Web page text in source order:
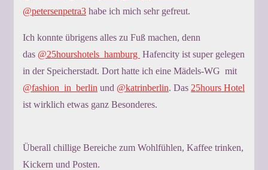
@petersenpetra3 habe ich mich sehr gefreut.
Ich konnte übrigens alles zu Fuß machen, denn
das @25hourshotels_hamburg Hafencity ist super gelegen
in der Speicherstadt. Dort hatte ich eine Mädels-WG mit
@fashion_in_berlin und @katrinberlin. Das 25hours Hotel
ist wirklich etwas ganz Besonderes.
Überall chillige Bereiche zum Wohlfühlen, Kaffee trinken,
Kickern und Posten.